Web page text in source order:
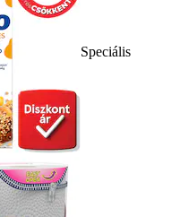
Speciális